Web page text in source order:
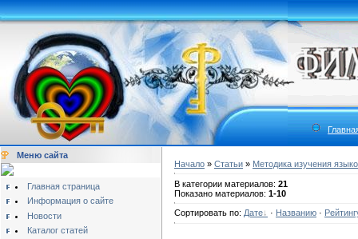
Меню сайта
Главная страница
Информация о сайте
Новости
Каталог статей
Начало » Статьи » Методика изучения
В категории материалов: 21
Показано материалов: 1-10
Сортировать по: Дате · Названию ·